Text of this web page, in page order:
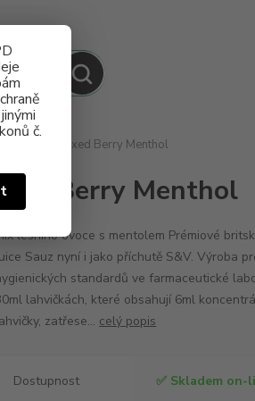
č.
S&V 6ml Mixed Berry Menthol
Berry Menthol
lesního ovoce s mentolem Prémiové
Sauz nyní i jako příchutě S&V. Výroba
standardů ve farmaceutické
lahvičkách, které obsahují 6ml
zatřese... celý popis
Dostupnost
✅ Skladem on-